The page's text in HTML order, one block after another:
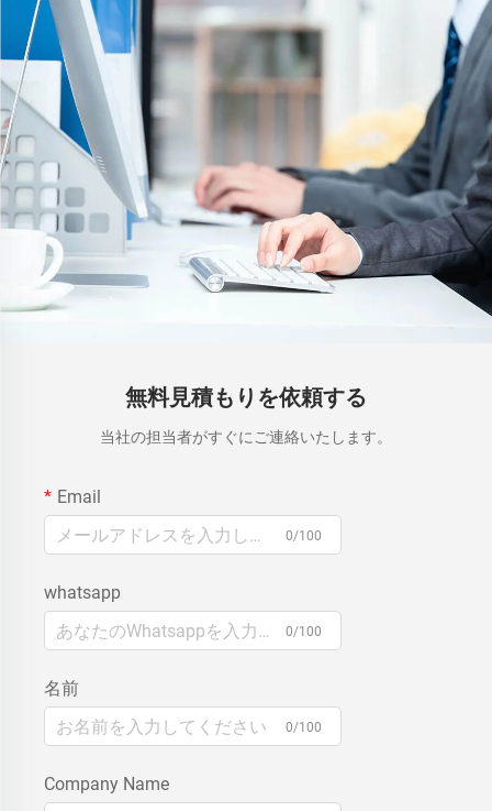
無料見積もりを依頼する
当社の担当者がすぐにご連絡いたします。
Email
0/100
whatsapp
0/100
名前
0/100
Company Name